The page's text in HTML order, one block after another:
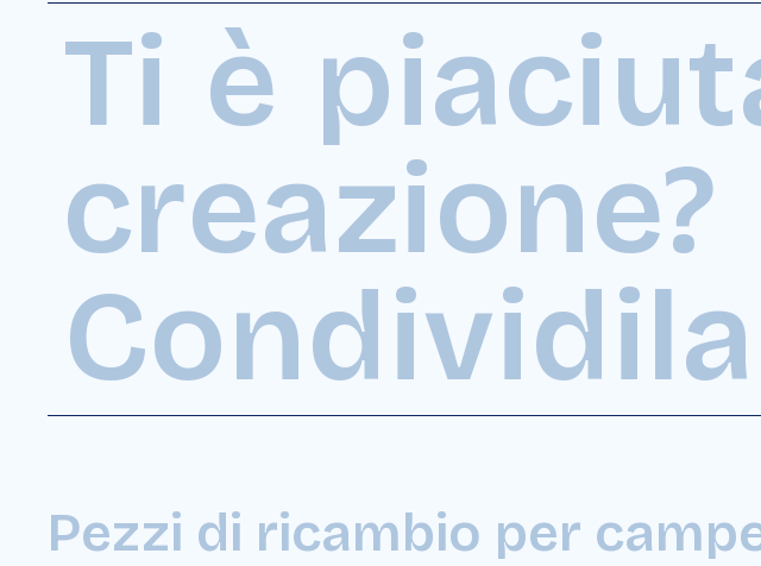
Ti è
creazione?
Pezzi di ricambio per